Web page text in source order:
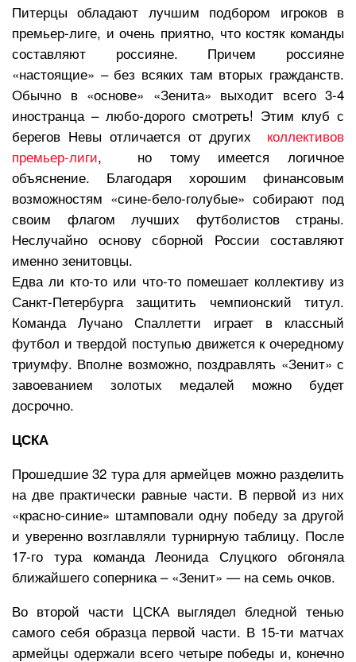
Питерцы обладают лучшим подбором игроков в
премьер-лиге, и очень приятно, что костяк команды
составляют россияне. Причем россияне
«настоящие» – без всяких там вторых гражданств.
Обычно в «основе» «Зенита» выходит всего 3-4
иностранца – любо-дорого смотреть! Этим клуб с
берегов Невы отличается от других коллективов
премьер-лиги, но тому имеется логичное
объяснение. Благодаря хорошим финансовым
возможностям «сине-бело-голубые» собирают под
своим флагом лучших футболистов страны.
Неслучайно основу сборной России составляют
именно зенитовцы.
Едва ли кто-то или что-то помешает коллективу из
Санкт-Петербурга защитить чемпионский титул.
Команда Лучано Спаллетти играет в классный
футбол и твердой поступью движется к очередному
триумфу. Вполне возможно, поздравлять «Зенит» с
завоеванием золотых медалей можно будет
досрочно.
ЦСКА
Прошедшие 32 тура для армейцев можно разделить
на две практически равные части. В первой из них
«красно-синие» штамповали одну победу за другой
и уверенно возглавляли турнирную таблицу. После
17-го тура команда Леонида Слуцкого обгоняла
ближайшего соперника – «Зенит» — на семь очков.
Во второй части ЦСКА выглядел бледной тенью
самого себя образца первой части. В 15-ти матчах
армейцы одержали всего четыре победы и, конечно